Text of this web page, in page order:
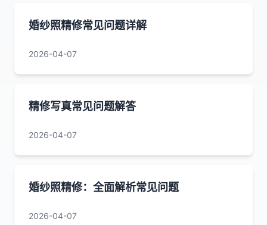
婚纱照精修常见问题详解
2026-04-07
精修写真常见问题解答
2026-04-07
婚纱照精修：全面解析常见问题
2026-04-07